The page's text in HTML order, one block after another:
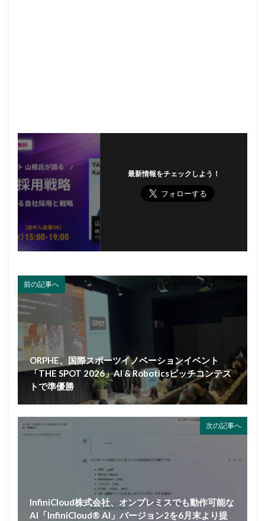
最新情報をチェックしよう！
前の記事へ
ORPHE、国際スポーツイノベーションイベント
「THE SPOT 2026」AI & Roboticsピッチコンテス
トで準優勝
次の記事へ
InfiniCloud株式会社、オンプレミスでも動作可能な
AI「InfiniCloud® AI」バージョン2を6月末より提